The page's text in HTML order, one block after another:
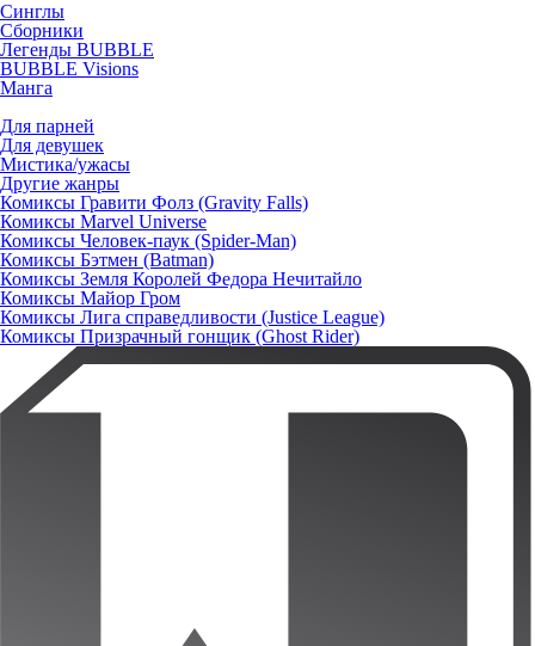
Синглы
Сборники
Легенды BUBBLE
BUBBLE Visions
Манга
Для парней
Для девушек
Мистика/ужасы
Другие жанры
Комиксы Гравити Фолз (Gravity Falls)
Комиксы Marvel Universe
Комиксы Человек-паук (Spider-Man)
Комиксы Бэтмен (Batman)
Комиксы Земля Королей Федора Нечитайло
Комиксы Майор Гром
Комиксы Лига справедливости (Justice League)
Комиксы Призрачный гонщик (Ghost Rider)